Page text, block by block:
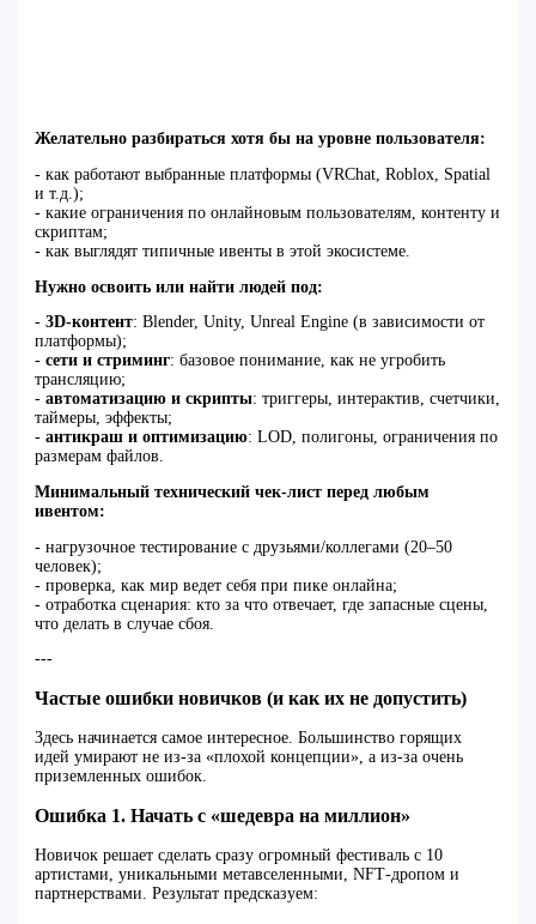
Желательно разбираться хотя бы на уровне пользователя:
- как работают выбранные платформы (VRChat, Roblox, Spatial
и т.д.);
- какие ограничения по онлайновым пользователям, контенту и
скриптам;
- как выглядят типичные ивенты в этой экосистеме.
Нужно освоить или найти людей под:
-3D‑контент: Blender, Unity, Unreal Engine (в зависимости от
платформы);
-сети и стриминг: базовое понимание, как не угробить
трансляцию;
-автоматизацию и скрипты: триггеры, интерактив, счетчики,
таймеры, эффекты;
-антикраш и оптимизацию: LOD, полигоны, ограничения по
размерам файлов.
Минимальный технический чек‑лист перед любым
ивентом:
- нагрузочное тестирование с друзьями/коллегами (20–50
человек);
- проверка, как мир ведет себя при пике онлайна;
- отработка сценария: кто за что отвечает, где запасные сцены,
что делать в случае сбоя.
---
Частые ошибки новичков (и как их не допустить)
Здесь начинается самое интересное. Большинство горящих
идей умирают не из‑за «плохой концепции», а из‑за очень
приземленных ошибок.
Ошибка 1. Начать с «шедевра на миллион»
Новичок решает сделать сразу огромный фестиваль с 10
артистами, уникальными метавселенными, NFT‑дропом и
партнерствами. Результат предсказуем: